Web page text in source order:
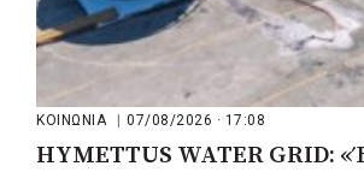
ΚΟΙΝΩΝΙΑ | 07/08/2026 · 17:08
HYMETTUS WATER GRID: